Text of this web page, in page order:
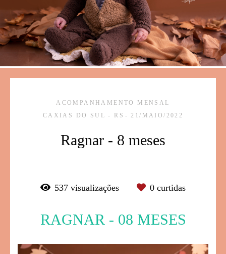
ACOMPANHAMENTO MENSAL
CAXIAS DO SUL - RS
21/MAIO/2022
Ragnar - 8 meses
537 visualizações 0 curtidas
RAGNAR - 08 MESES